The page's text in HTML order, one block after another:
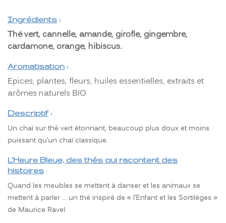
Ingrédients :
Thé vert, cannelle, amande, girofle, gingembre,
cardamone, orange, hibiscus.
Aromatisation :
Epices, plantes, fleurs, huiles essentielles, extraits et
arômes naturels BIO
Descriptif:
Un chaï sur thé vert étonnant, beaucoup plus doux et moins
puissant qu’un chaï classique.
L'Heure Bleue, des thés qui racontent des
histoires :
Quand les meubles se mettent à danser et les animaux se
mettent à parler … un thé inspiré de « l’Enfant et les Sortilèges »
de Maurice Ravel.